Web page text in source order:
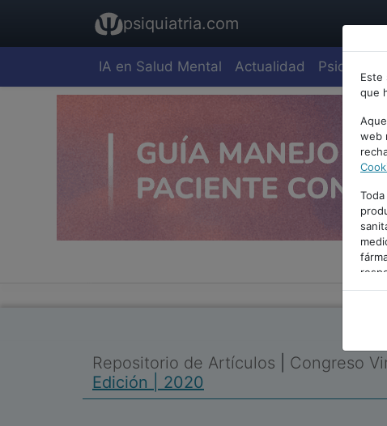
psiquiatria.com
IA en Salud Mental Actualidad Psiquiatría
Este
que
web
Repositorio de Artículos Congreso
Edición | 2020